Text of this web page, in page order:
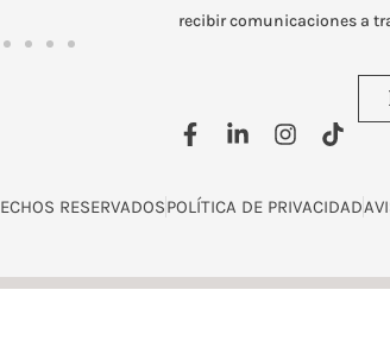
recibir comunicaciones a
RESERVADOSPOLÍTICA DE PRIVACIDAD